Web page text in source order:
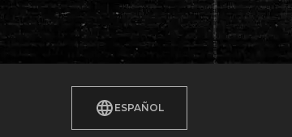
ESPAÑOL